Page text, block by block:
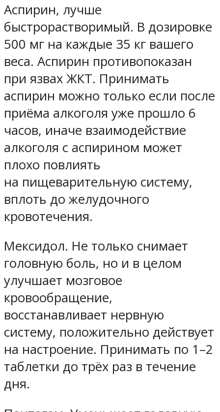
Аспирин, лучше
быстрорастворимый. В дозировке
500 мг на каждые 35 кг вашего
веса. Аспирин противопоказан
при язвах ЖКТ. Принимать
аспирин можно только если после
приёма алкоголя уже прошло 6
часов, иначе взаимодействие
алкоголя с аспирином может
плохо повлиять
на пищеварительную систему,
вплоть до желудочного
кровотечения.
Мексидол. Не только снимает
головную боль, но и в целом
улучшает мозговое
кровообращение,
восстанавливает нервную
систему, положительно действует
на настроение. Принимать по 1–2
таблетки до трёх раз в течение
дня.